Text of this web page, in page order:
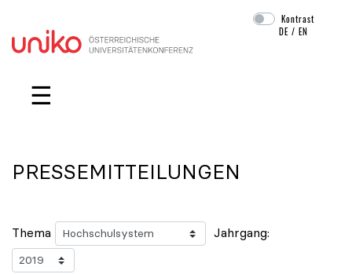
Navigation überspringen
Kontrast
DE /EN
☰
PRESSEMITTEILUNGEN
Thema Jahrgang: